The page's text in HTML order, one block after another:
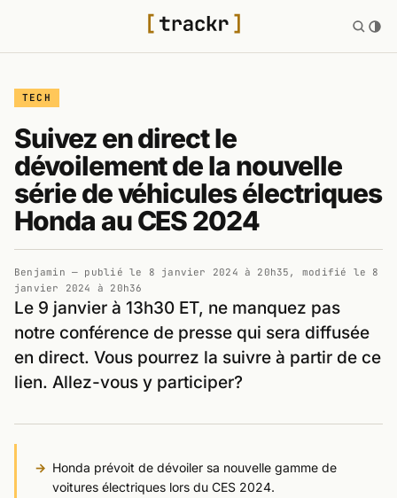
TECH
Suivez en direct le
dévoilement de la nouvelle
série de véhicules électriques
Honda au CES 2024
Benjamin — publié le 8 janvier 2024 à 20h35 , modifié le 8
janvier 2024 à 20h36
Le 9 janvier à 13h30 ET, ne manquez pas
notre conférence de presse qui sera diffusée
en direct. Vous pourrez la suivre à partir de ce
lien. Allez-vous y participer?
Honda prévoit de dévoiler sa nouvelle gamme de
voitures électriques lors du CES 2024.